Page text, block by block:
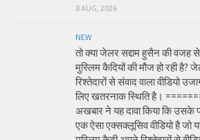
8 AUG, 2026
NEW
तो क्या जेलर सद्दाम हुसैन की
मुस्लिम कैदियों की मौज हो रही है?
रिश्तेदारों से संवाद वाला वीडियो
लिए खतरनाक स्थिति है।
अखबार ने यह दावा किया कि
एक ऐसा एक्सक्लूसिव वीडियो है जो